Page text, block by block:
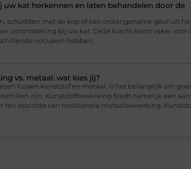
uw kat herkennen en laten behandelen door de
schudden met de kop of een onaangename geur uit
oorontsteking bij uw kat. Deze klacht komt vaker voor
oorzaken hebben,
vs. metaal: wat kies jij?
tussen kunststof en metaal, is het belangrijk om
zijn. Kunststofbewerking biedt namelijk een
ten opzichte van traditionele metaalbewerking.